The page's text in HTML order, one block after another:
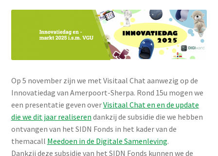
Werken met pictogrammen
Op 5 november zijn we met Visitaal Chat aanwezig op de
Innovatiedag van Amerpoort-Sherpa. Rond 15u mogen we
een presentatie geven overVisitaal Chat en en de update
die we dit jaar realiseren dankzij de subsidie die we hebben
ontvangen van het SIDN Fonds in het kader van de
themacall Meedoen in de Digitale Samenleving.
Dankzij deze subsidie van het SIDN Fonds kunnen we de